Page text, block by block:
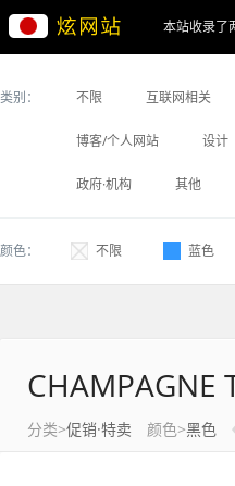
本站收录了
类别： 不限 互联网相关
博客/个人网站 设计
政府·机构 其他
颜色： 不限 蓝色
CHAMPAGNE
分类>促销·特卖 颜色>黑色